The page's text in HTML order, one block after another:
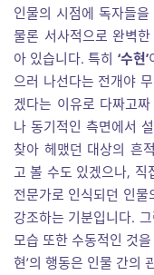
인물의 시점에 독자들
물론 서사적으로 완벽
아 있습니다. 특히 ‘수현’
으러 나선다는 전개야
겠다는 이유로 다짜고
나 동기적인 측면에서
찾아 헤맸던 대상의 흔
고 볼 수도 있겠으나, 직
전문가로 인식되던 인
강조하는 기분입니다.
모습 또한 수동적인 것
현’의 행동은 인물 간의